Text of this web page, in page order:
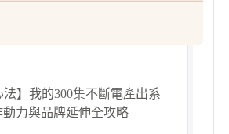
法】我的300集不斷電產出系
力與品牌延伸全攻略